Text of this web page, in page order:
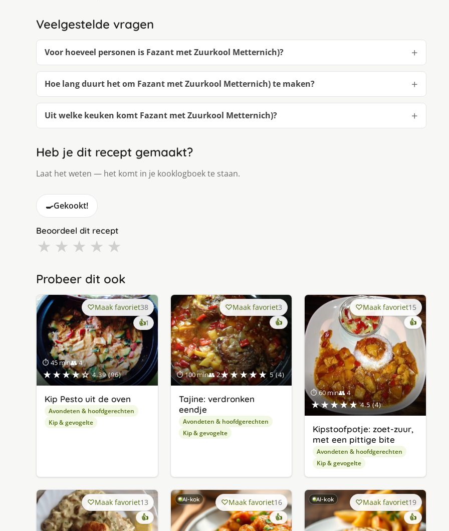
Veelgestelde vragen
Voor hoeveel personen is Fazant met Zuurkool Metternich)?
Hoe lang duurt het om Fazant met Zuurkool Metternich) te maken?
Uit welke keuken komt Fazant met Zuurkool Metternich)?
Heb je dit recept gemaakt?
Laat het weten — het komt in je kooklogboek te staan.
🍳Gekookt!
Beoordeel dit recept
★ ★ ★ ★ ★
Probeer dit ook
⏱ 45 min👥 4
★★★★☆ 4.39 (96)
Maak favoriet38
👍1keer
lekker
gevonden
Kip Pesto uit de oven
Avondeten & hoofdgerechten
Kip & gevogelte
⏱ 100 min👥 2★★★★★ 5 (4)
Maak favoriet3
👍
Tajine: verdronken
eendje
Avondeten & hoofdgerechten
Kip & gevogelte
⏱ 60 min👥 4
★★★★★ 4.5 (4)
Maak favoriet15
👍
Kipstoofpotje: zoet-zuur,
met een pittige bite
Avondeten & hoofdgerechten
Kip & gevogelte
Maak favoriet13
👍
AI-kok Maak favoriet16
👍
AI-kok Maak favoriet19
👍